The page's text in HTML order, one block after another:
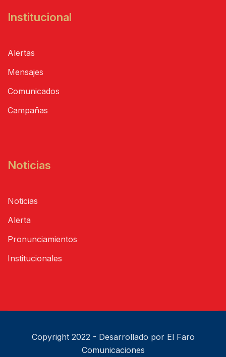
Institucional
Alertas
Mensajes
Comunicados
Campañas
Noticias
Noticias
Alerta
Pronunciamientos
Institucionales
Copyright 2022 - Desarrollado por El Faro
Comunicaciones